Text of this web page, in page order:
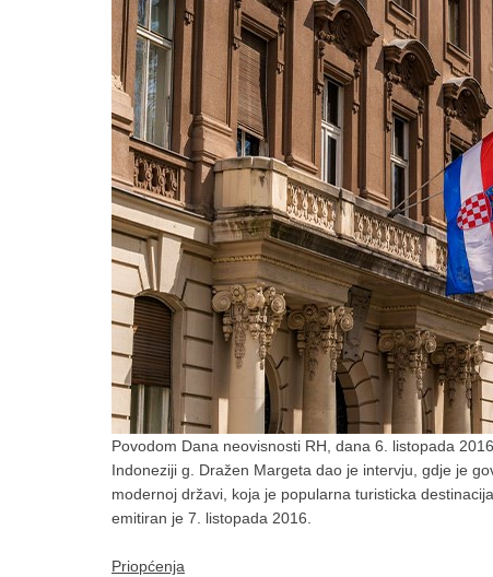
Povodom Dana neovisnosti RH, dana 6. listopada
Indoneziji g. Dražen Margeta dao je intervju, gdje je
modernoj državi, koja je popularna turisticka
emitiran je 7. listopada 2016.
Priopćenja